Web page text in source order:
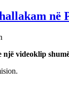
në
një videoklip